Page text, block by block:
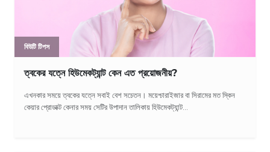
বিউটি টিপস
ত্বকের যত্নে হিউমেকট্যান্ট কেন এত প্রয়োজনীয়?
এখনকার সময়ে ত্বকের যত্নে সবাই বেশ সচেতন। ময়েশ্চারাইজার বা সিরামের মত স্কিন
কেয়ার প্রোডাক্ট কেনার সময় সেটির উপাদান তালিকায় হিউমেকট্যান্ট...